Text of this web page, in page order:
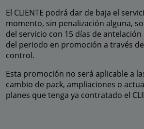
El CLIENTE podrá dar de baja el
momento, sin penalización alguna,
del servicio con 15 días de antelación
del periodo en promoción a través
control.
Esta promoción no será aplicable a
cambio de pack, ampliaciones o
planes que tenga ya contratado el